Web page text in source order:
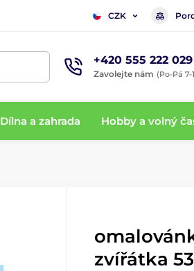
CZK
+420 555 222 029
Zavolejte nám (Po-Pá 7-
Dílna a zahrada Hobby a volný
zvířátka